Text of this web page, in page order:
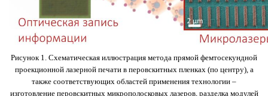
Рисунок 1. Схематическая иллюстрация метода прямой фемтосекундной
проекционной лазерной печати в перовскитных пленках (по центру), а
также соответствующих областей применения технологии –
изготовление перовскитных микрополосковых лазеров, разделка модулей